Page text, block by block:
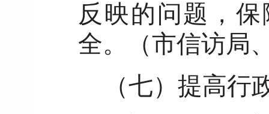
反映的问题，
全。（市信访局
（七）提高